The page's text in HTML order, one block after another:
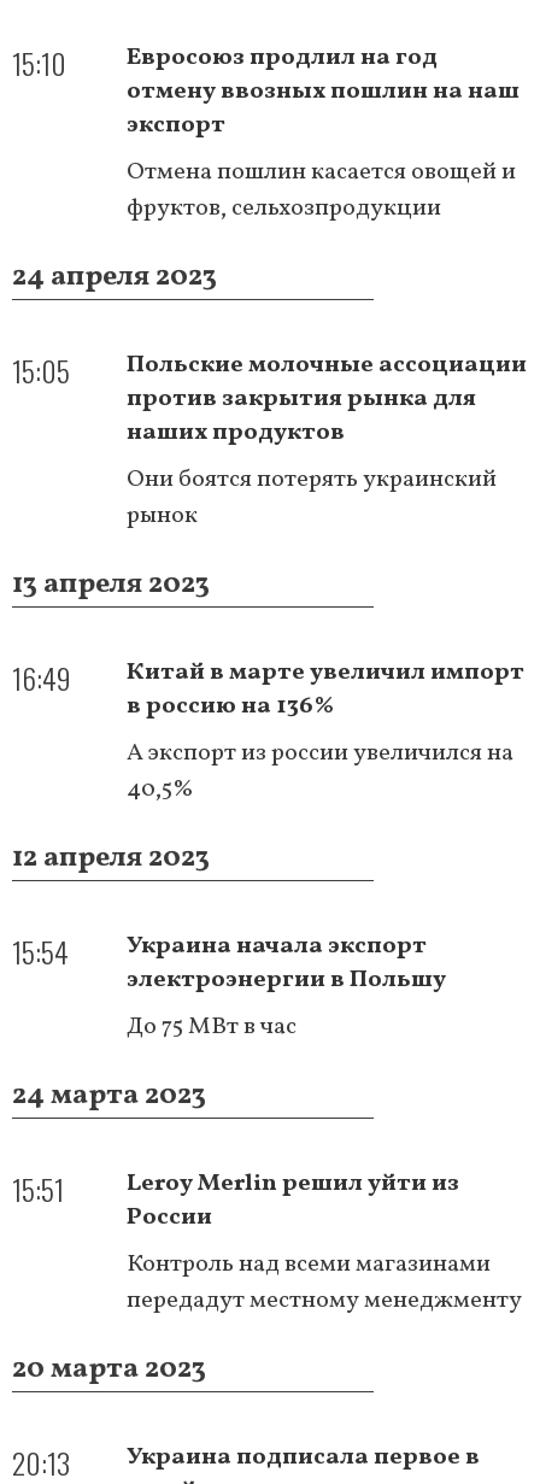
15:10
Евросоюз продлил на год
отмену ввозных пошлин на наш
экспорт
Отмена пошлин касается овощей и
фруктов, сельхозпродукции
24 апреля 2023
15:05
Польские молочные ассоциации
против закрытия рынка для
наших продуктов
Они боятся потерять украинский
рынок
13 апреля 2023
16:49
Китай в марте увеличил импорт
в россию на 136%
А экспорт из россии увеличился на
40,5%
12 апреля 2023
15:54
Украина начала экспорт
электроэнергии в Польшу
До 75 МВт в час
24 марта 2023
15:51
Leroy Merlin решил уйти из
России
Контроль над всеми магазинами
передадут местному менеджменту
20 марта 2023
20:13
Украина подписала первое в